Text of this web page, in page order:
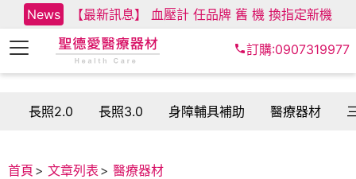
News 【最新訊息】 血壓計 任品牌 舊 機 換指定新機
訂購:0907319977
長照2.0 長照3.0 身障輔具補助 醫療器材
首頁 文章列表 醫療器材